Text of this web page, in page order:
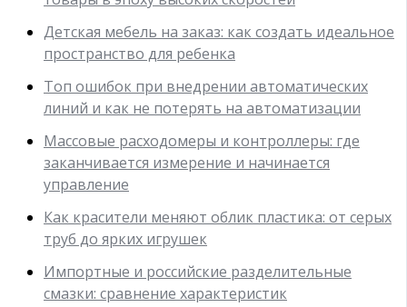
Детская мебель на заказ: как создать идеальное
пространство для ребенка
Топ ошибок при внедрении автоматических
линий и как не потерять на автоматизации
Массовые расходомеры и контроллеры: где
заканчивается измерение и начинается
управление
Как красители меняют облик пластика: от серых
труб до ярких игрушек
Импортные и российские разделительные
смазки: сравнение характеристик